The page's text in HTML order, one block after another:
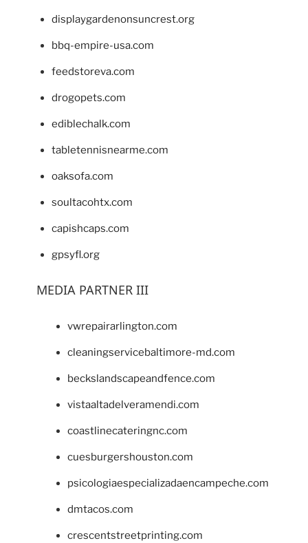
displaygardenonsuncrest.org
bbq-empire-usa.com
feedstoreva.com
drogopets.com
ediblechalk.com
tabletennisnearme.com
oaksofa.com
soultacohtx.com
capishcaps.com
gpsyfl.org
MEDIA PARTNER III
vwrepairarlington.com
cleaningservicebaltimore-md.com
beckslandscapeandfence.com
vistaaltadelveramendi.com
coastlinecateringnc.com
cuesburgershouston.com
psicologiaespecializadaencampeche.com
dmtacos.com
crescentstreetprinting.com